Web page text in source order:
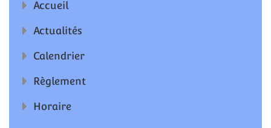
Accueil
Actualités
Calendrier
Règlement
Horaire